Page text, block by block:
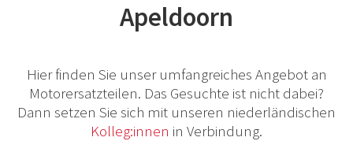
Apeldoorn
Hier finden Sie unser umfangreiches Angebot an
Motorersatzteilen. Das Gesuchte ist nicht dabei?
Dann setzen Sie sich mit unseren niederländischen
Kolleg:innen in Verbindung.